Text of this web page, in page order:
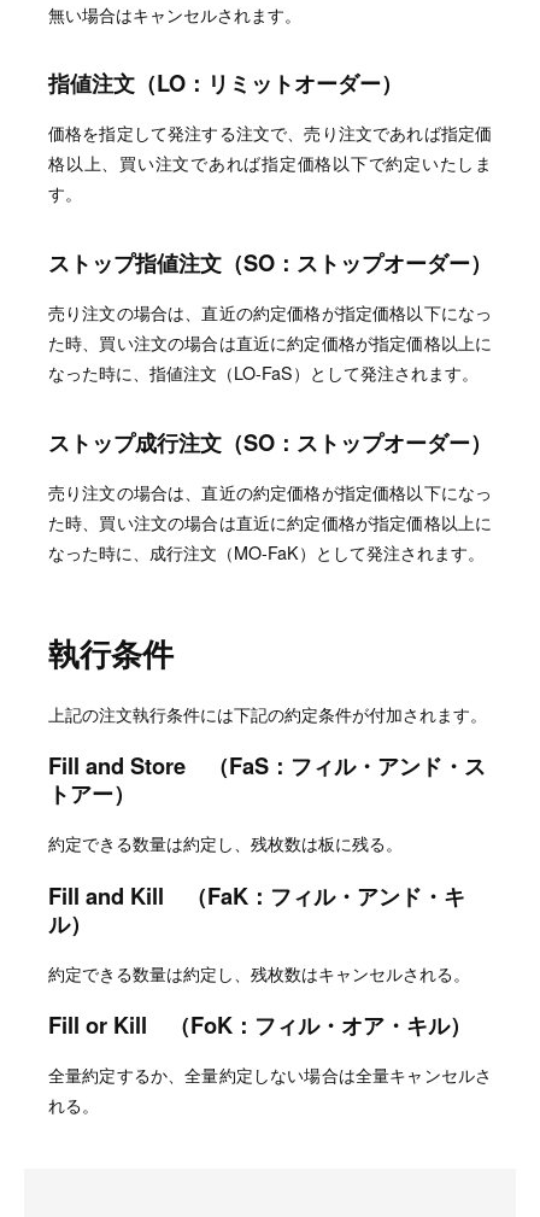
無い場合はキャンセルされます。
指値注文（LO：リミットオーダー）
価格を指定して発注する注文で、売り注文であれば指定価
格以上、買い注文であれば指定価格以下で約定いたしま
す。
ストップ指値注文（SO：ストップオーダー）
売り注文の場合は、直近の約定価格が指定価格以下になっ
た時、買い注文の場合は直近に約定価格が指定価格以上に
なった時に、指値注文（LO-FaS）として発注されます。
ストップ成行注文（SO：ストップオーダー）
売り注文の場合は、直近の約定価格が指定価格以下になっ
た時、買い注文の場合は直近に約定価格が指定価格以上に
なった時に、成行注文（MO-FaK）として発注されます。
執行条件
上記の注文執行条件には下記の約定条件が付加されます。
Fill and Store （FaS：フィル・アンド・ス
トアー）
約定できる数量は約定し、残枚数は板に残る。
Fill and Kill （FaK：フィル・アンド・キ
ル）
約定できる数量は約定し、残枚数はキャンセルされる。
Fill or Kill （FoK：フィル・オア・キル）
全量約定するか、全量約定しない場合は全量キャンセルさ
れる。